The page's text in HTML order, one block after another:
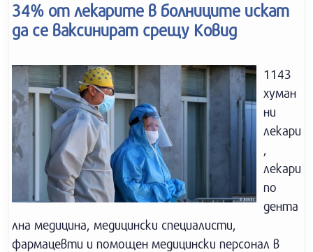
34% от лекарите в болниците искат
да се ваксинират срещу Ковид
1143
хуман
ни
лекари
,
лекари
по
дента
лна медицина, медицински специалисти,
фармацевти и помощен медицински персонал в